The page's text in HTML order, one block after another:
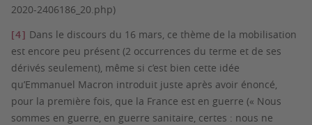
2020-2406186_20.php)
[4] Dans le discours du 16 mars, ce thème de la mobilisation
est encore peu présent (2 occurrences du terme et de ses
dérivés seulement), même si c’est bien cette idée
qu’Emmanuel Macron introduit juste après avoir énoncé,
pour la première fois, que la France est en guerre (« Nous
sommes en guerre, en guerre sanitaire, certes : nous ne